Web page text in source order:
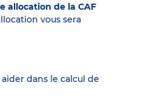
allocation de la CAF
vous sera
dans le calcul de